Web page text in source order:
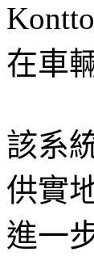
在車
該系
供實
進一